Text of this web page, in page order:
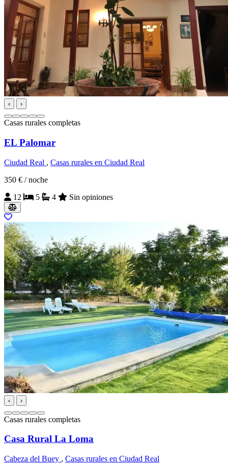
‹ ›
Casas rurales completas
EL Palomar
Ciudad Real , Casas rurales en Ciudad Real
350 € / noche
12
5 4 Sin opiniones
‹ ›
Casas rurales completas
Casa Rural La Loma
Cabeza del Buey , Casas rurales en Ciudad Real